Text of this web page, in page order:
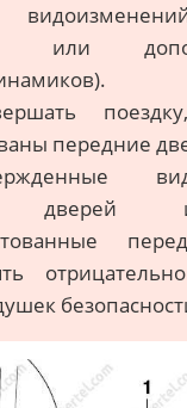
или
передние